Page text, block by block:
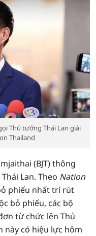
Thủ tướng Thái Lan giải
Thailand
(BJT) thông
Lan. Theo Nation
phiếu nhất trí rút
bỏ phiếu, các bộ
từ chức lên Thủ
này có hiệu lực hôm